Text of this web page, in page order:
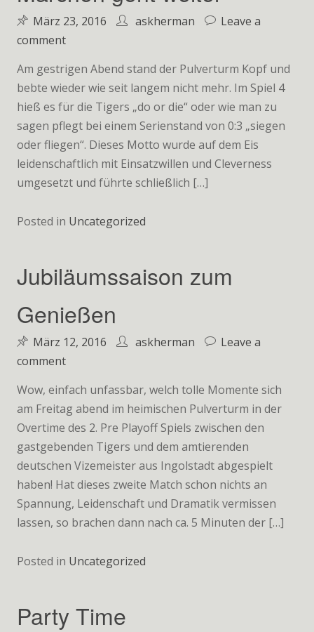
März 23, 2016 askherman
Leave a
commenton
geht
weiter
Am gestrigen Abend stand der Pulverturm Kopf und
bebte wieder wie seit langem nicht mehr. Im Spiel 4
hieß es für die Tigers „do or die“ oder wie man zu
sagen pflegt bei einem Serienstand von 0:3 „siegen
oder fliegen“. Dieses Motto wurde auf dem Eis
leidenschaftlich mit Einsatzwillen und Cleverness
umgesetzt und führte schließlich […]
Posted in Uncategorized
Jubiläumssaison zum
Genießen
März 12, 2016 askherman
Leave a
commenton
zum
Genießen
Wow, einfach unfassbar, welch tolle Momente sich
am Freitag abend im heimischen Pulverturm in der
Overtime des 2. Pre Playoff Spiels zwischen den
gastgebenden Tigers und dem amtierenden
deutschen Vizemeister aus Ingolstadt abgespielt
haben! Hat dieses zweite Match schon nichts an
Spannung, Leidenschaft und Dramatik vermissen
lassen, so brachen dann nach ca. 5 Minuten der […]
Posted in Uncategorized
Party Time